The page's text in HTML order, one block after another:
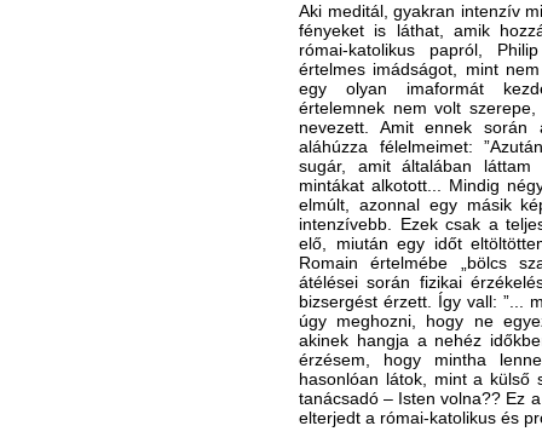
Aki meditál, gyakran intenzív
fényeket is láthat, amik
római-katolikus papról,
értelmes imádságot, mint
egy olyan imaformát
értelemnek nem volt
nevezett. Amit ennek
aláhúzza félelmeimet:
sugár, amit általában
mintákat alkotott... Mindig
elmúlt, azonnal egy másik
intenzívebb. Ezek csak a
elő, miután egy időt
Romain értelmébe „bölcs
átélései során fizikai
bizsergést érzett. Így vall: ”...
úgy meghozni, hogy ne
akinek hangja a nehéz
érzésem, hogy mintha
hasonlóan látok, mint a külső
tanácsadó – Isten volna?? Ez
elterjedt a római-katolikus és